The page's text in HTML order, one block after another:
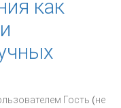
как
Гость (не